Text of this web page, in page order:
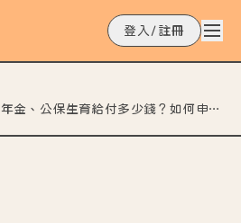
登入/註冊
保生育給付多少錢？如何申請？社會保險生育給付一次看